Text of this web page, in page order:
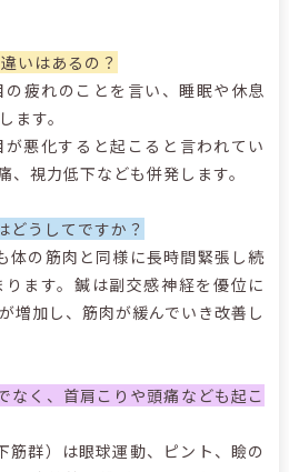
いはあるの？
疲れのことを言い、睡眠や休息
ます。
悪化すると起こると言われてい
、視力低下なども併発します。
どうしてですか？
体の筋肉と同様に長時間緊張し続
ます。鍼は副交感神経を優位に
増加し、筋肉が緩んでいき改善し
なく、首肩こりや頭痛なども起こ
筋群）は眼球運動、ピント、瞼の